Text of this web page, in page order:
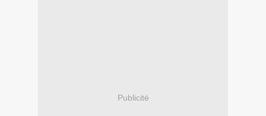
Publicité